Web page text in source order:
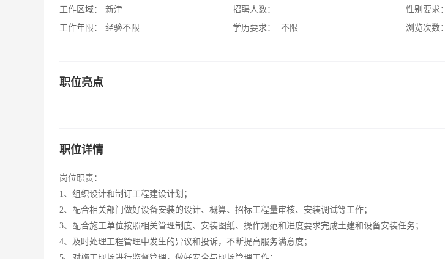
工作区域：
新津
工作年限：
经验不限
招聘人数：
学历要求：
不限
性别要求：
浏览次数：
职位亮点
职位详情
岗位职责：
1、组织设计和制订工程建设计划；
2、配合相关部门做好设备安装的设计、概算、招标工程量审核、安装调试等工作；
3、配合施工单位按照相关管理制度、安装图纸、操作规范和进度要求完成土建和设备安装任务；
4、及时处理工程管理中发生的异议和投诉，不断提高服务满意度；